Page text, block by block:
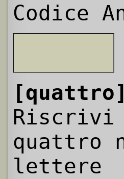
Codice
[quattro]
quattro
lettere